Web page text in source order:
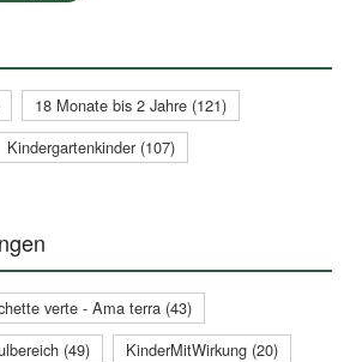
18 Monate bis 2 Jahre (121)
Kindergartenkinder (107)
verte - Ama terra (43)
(49)
KinderMitWirkung (20)